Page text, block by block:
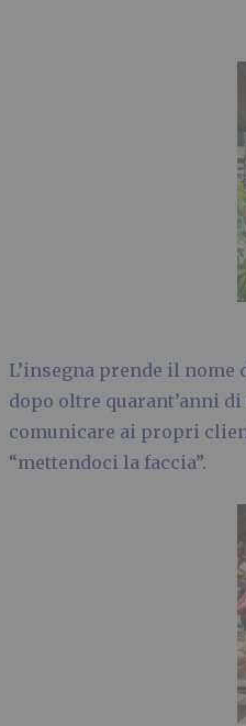
L’insegna prende il
dopo oltre quarant’anni
comunicare ai propri
“mettendoci la faccia”.